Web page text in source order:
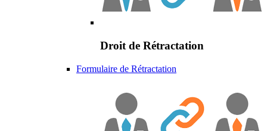
Droit de Rétractation
Formulaire de Rétractation